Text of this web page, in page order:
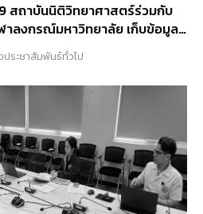
สถาบันนิติวิทยาศาสตร์ร่วมกับ
ลงกรณ์มหาวิทยาลัย เก็บข้อมูล
นกระดูก
ประชาสัมพันธ์ทั่วไป